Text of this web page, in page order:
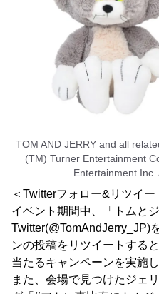
TOM AND JERRY and all
(TM) Turner Entertainment
Entertainment Inc.
＜Twitterフォロー&リツイー
イベント期間中、「トムと
Twitter(@TomAndJerry_JP)
ンの投稿をリツイートする
当たるキャンペーンを実施し
また、会場で見つけたジェ